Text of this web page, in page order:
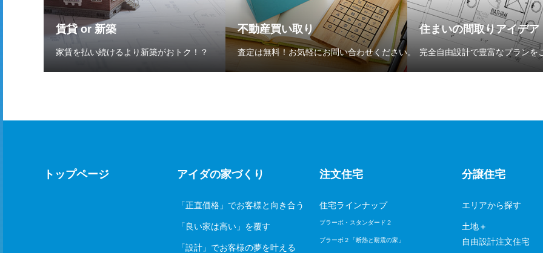
賃貸 or 新築
家賃を払い続けるより新築がおトク！？
不動産買い取り
査定は無料！お気軽にお問い合わせください。
住まいの間取りアイデア
完全自由設計で豊富なプランを
トップページ アイダの家づくり
「正直価格」でお客様と向き合う
「良い家は高い」を覆す
「設計」でお客様の夢を叶える
注文住宅
住宅ラインナップ
ブラーボ・スタンダード２
ブラーボ２「断熱と耐震の家」
分譲住宅
エリアから探す
土地＋
自由設計注文住宅